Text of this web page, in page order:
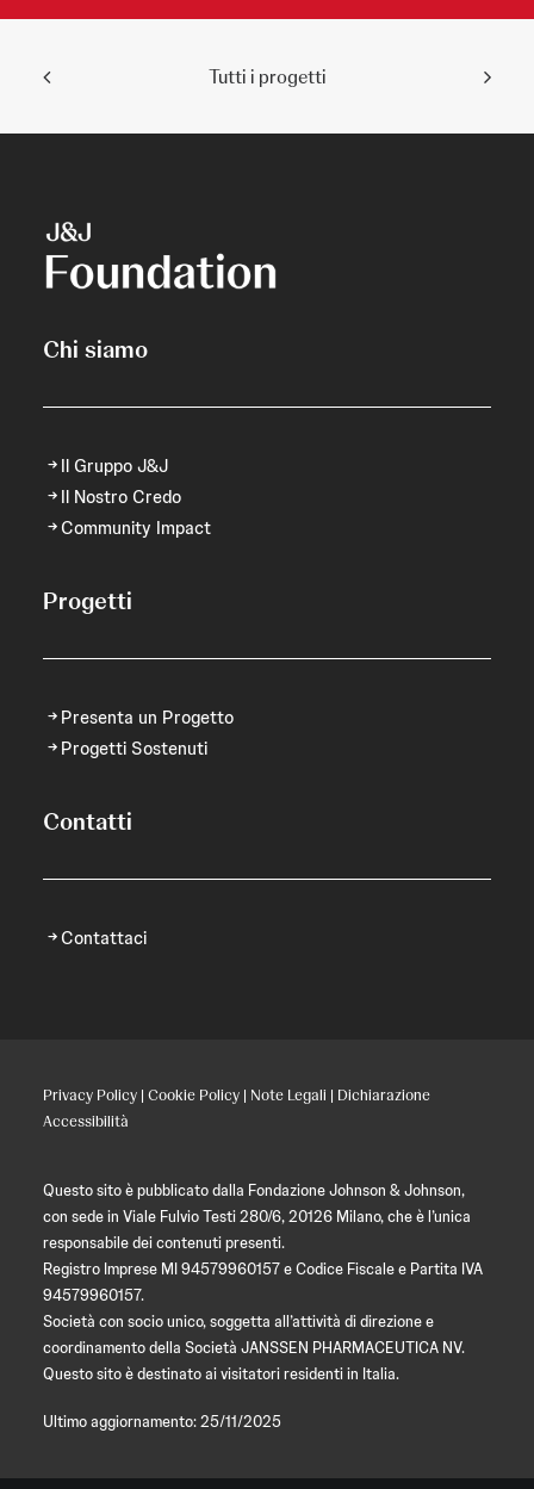
Tutti i progetti
Chi siamo
Il Gruppo J&J
Il Nostro Credo
Community Impact
Progetti
Presenta un Progetto
Progetti Sostenuti
Contatti
Contattaci
Privacy Policy | Cookie Policy | Note Legali | Dichiarazione
Accessibilità
Questo sito è pubblicato dalla Fondazione Johnson & Johnson,
con sede in Viale Fulvio Testi 280/6, 20126 Milano, che è l’unica
responsabile dei contenuti presenti.
Registro Imprese MI 94579960157 e Codice Fiscale e Partita IVA
94579960157.
Società con socio unico, soggetta all’attività di direzione e
coordinamento della Società JANSSEN PHARMACEUTICA NV.
Questo sito è destinato ai visitatori residenti in Italia.
Ultimo aggiornamento: 25/11/2025